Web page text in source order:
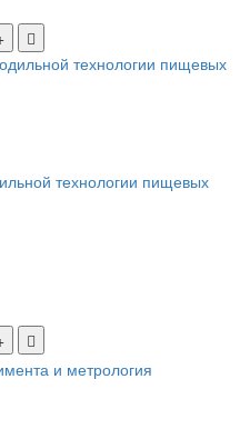
технологии пищевых